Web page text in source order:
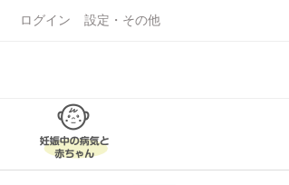
ログイン 設定・その他